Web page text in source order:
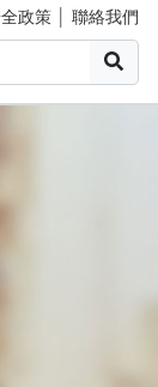
政策 聯絡我們